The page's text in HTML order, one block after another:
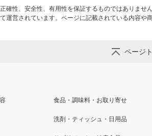
性、安全性、有用性を保証するものではありません
営されています。ページに記載されている内容や
ページ
食品・調味料・お取り寄せ
洗剤・ティッシュ・日用品